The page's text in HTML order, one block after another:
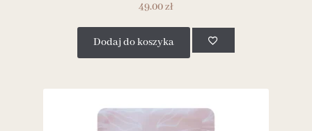
49.00zł
Dodaj do koszyka